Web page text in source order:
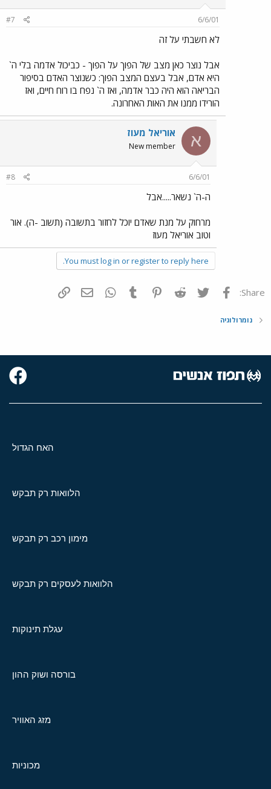
6/6/01
#7
לא חשבתי על זה
אבל נוצר כאן מצב של הפוך על הפוך - כביכול אדמה בלי ה`
היא אדם, אבל בעצם המצב הפוך: כשנוצר האדם בסיפור
הבריאה הוא היה כבר אדמה, ואז ה` נפח בו רוח חיים, ואז
הורידו ממנו את האות האחרונה.
א אוריאל מעוז
New member
6/6/01
#8
ה-ה` נשאר.....אבל
מרחוק על מנת שאדם יוכל לחזור בתשובה (תשוב -ה). אור
וטוב אוריאל מעוז
You must log in or register to reply here.
Share: פייסבוק Twitter
Reddit
Pinterest
Tumblr
WhatsAppדואר אלקטרוני
נומרולוגיה
האח הגדול
הלוואות רק תבקש
מימון רכב רק תבקש
הלוואות לעסקים רק תבקש
עגלת תינוקות
בורסה ושוק ההון
מזג האוויר
מכוניות